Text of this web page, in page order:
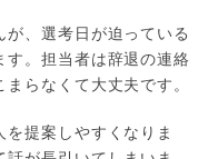
、選考日が迫っている
す。担当者は辞退の連絡
らなくて大丈夫です。
提案しやすくなりま